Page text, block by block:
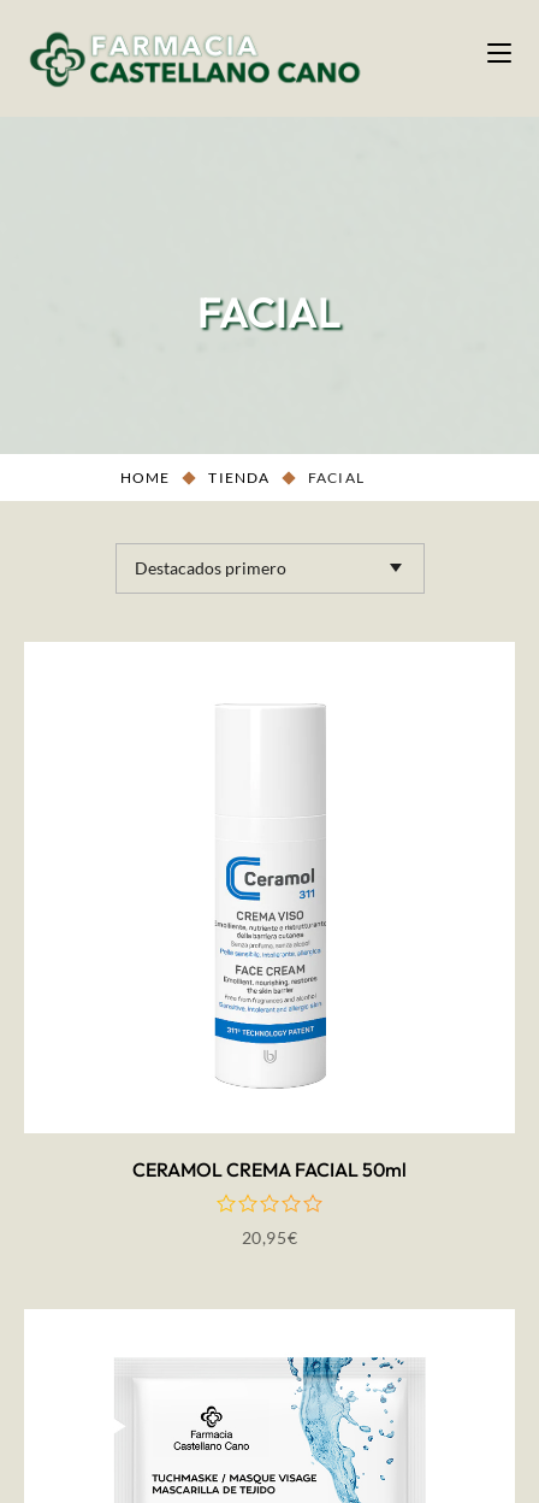
FACIAL
HOME TIENDA FACIAL
Destacados primero
AÑADIR AL CARRITO
CERAMOL CREMA FACIAL 50ml
20,95€